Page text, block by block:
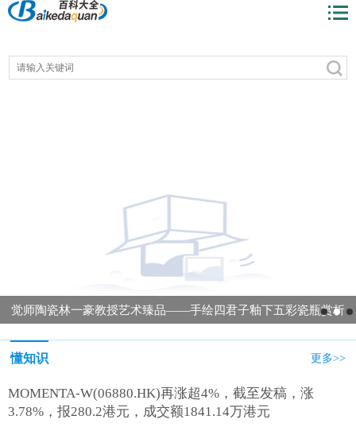
觉师陶瓷林一豪教授艺术臻品——手绘四君子釉下五彩瓷瓶赏析
懂知识 更多>>
MOMENTA-W(06880.HK)再涨超4%，截至发稿，涨
3.78%，报280.2港元，成交额1841.14万港元